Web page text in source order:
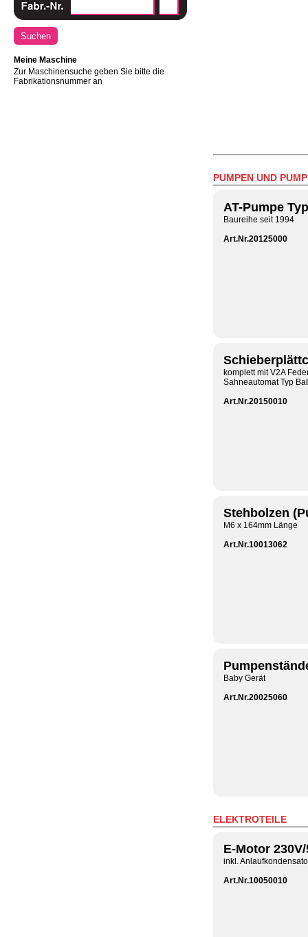
Meine Maschine
Zur Maschinensuche geben Sie bitte die
Fabrikationsnummer an
PUMPEN UND
AT-Pumpe
Baureihe seit 1994
Art.Nr.20125000
komplett mit V2A
Sahneautomat Typ
Art.Nr.20150010
Stehbolzen
M6 x 164mm Länge
Art.Nr.10013062
Baby Gerät
Art.Nr.20025060
ELEKTROTEILE
E-Motor
inkl.
Art.Nr.10050010